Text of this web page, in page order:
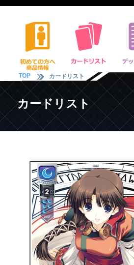
TOP カードリスト
カードリスト